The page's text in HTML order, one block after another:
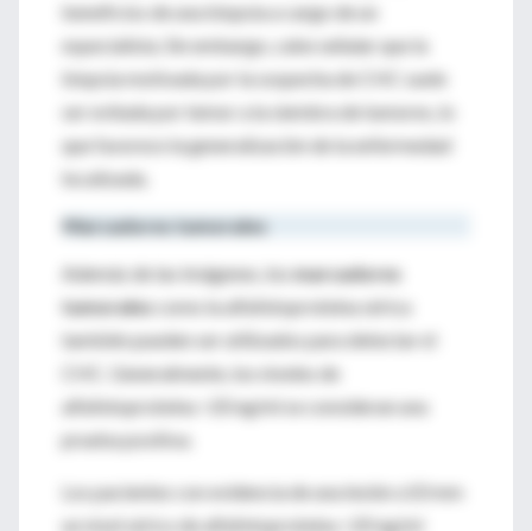
beneficios de una biopsia a cargo de un
especialista. Sin embargo, cabe señalar que la
biopsia motivada por la sospecha de CHC suele
ser evitada por temor a la siembra de tumores, lo
que favorece la generalización de la enfermedad
localizada.
Marcadores tumorales
Además de las imágenes, losmarcadores
tumoralescomo la alfafetoproteína sérica
también pueden ser utilizados para detectar el
CHC. Generalmente, los niveles de
alfafetoproteína >20 ng/ml se consideran una
prueba positiva.
Los pacientes con evidencia de una lesión ≥10 mm
un nivel sérico de alfafetoproteína >20 ng/ml